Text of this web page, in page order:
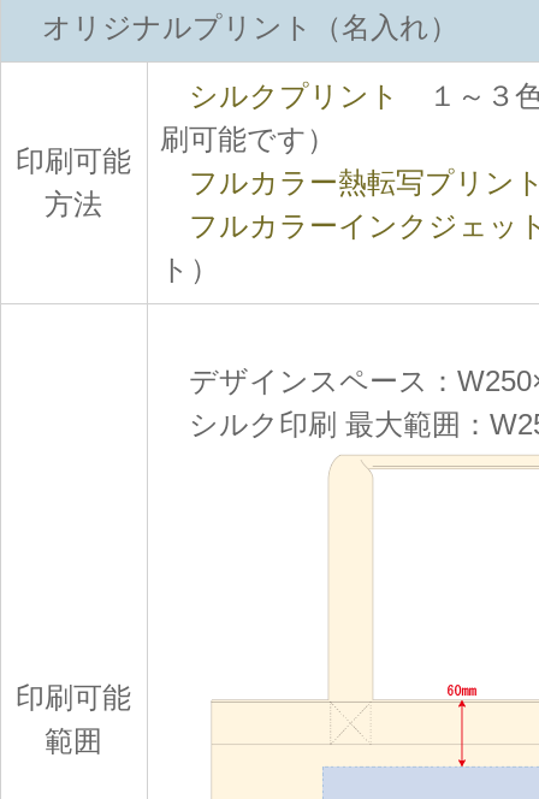
オリジナルプリント（名入れ）
印刷可能
方法
シルクプリント
１～３
刷可能です）
フルカラー熱転写プリン
フルカラーインクジェッ
ト）
印刷可能
範囲
デザインスペース：
シルク印刷 最大範囲：